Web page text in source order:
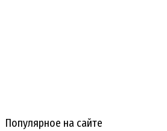
Популярное на сайте